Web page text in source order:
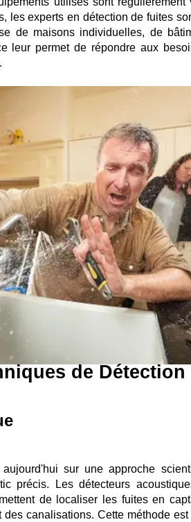
les experts en détection de fuites
de maisons individuelles, de
leur permet de répondre aux
de Détection
sur une approche
précis. Les détecteurs
de localiser les fuites en
canalisations. Cette méthode